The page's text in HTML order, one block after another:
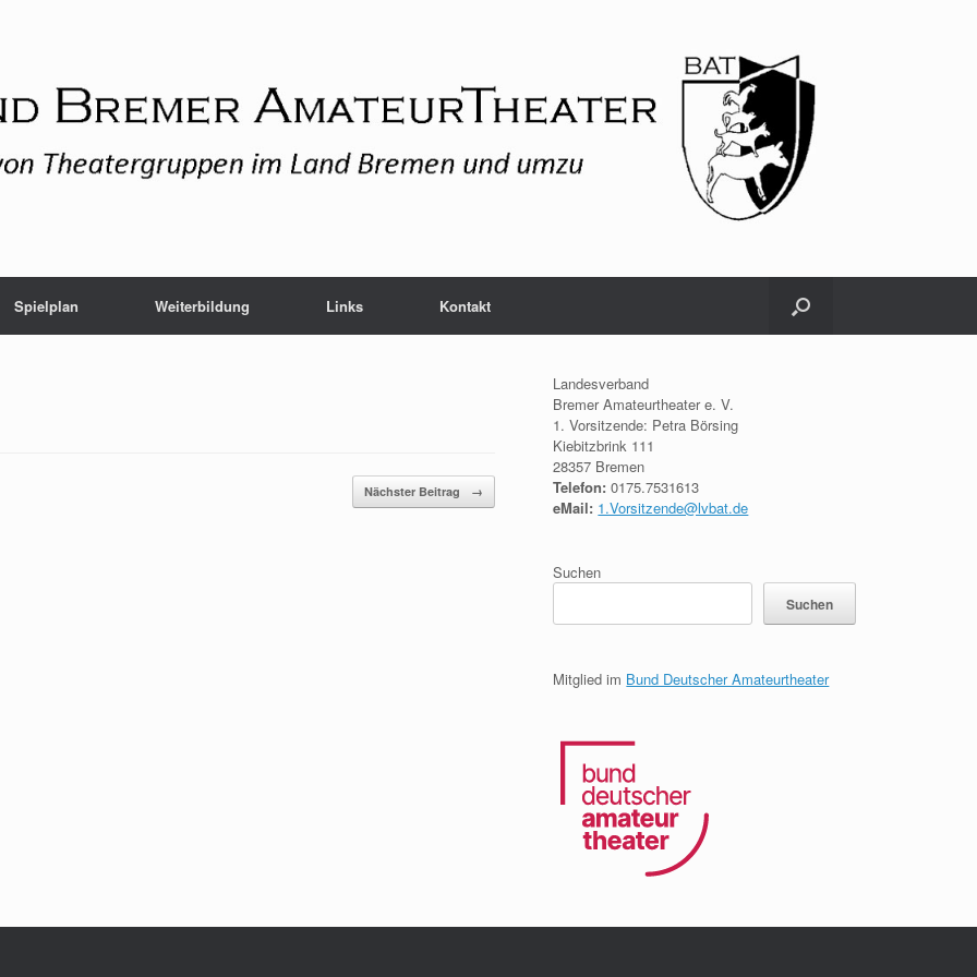
Spielplan Weiterbildung Links Kontakt
Nächster Beitrag →
Landesverband
Bremer Amateurtheater e. V.
1. Vorsitzende: Petra Börsing
Kiebitzbrink 111
28357 Bremen
Telefon: 0175.7531613
eMail: 1.Vorsitzende@lvbat.de
Suchen
Suchen
Mitglied im Bund Deutscher Amateurtheater